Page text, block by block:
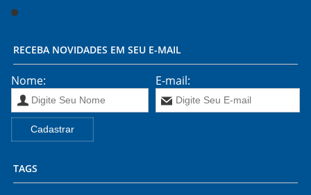
RECEBA NOVIDADES EM SEU E-MAIL
Nome: E-mail:
TAGS